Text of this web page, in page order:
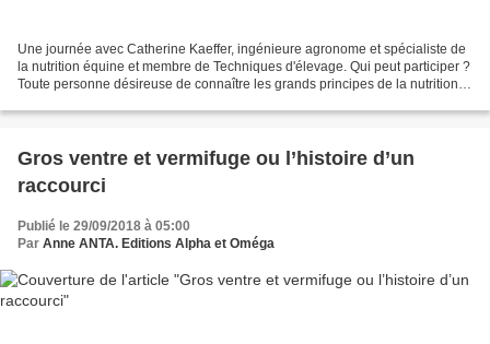
Une journée avec Catherine Kaeffer, ingénieure agronome et spécialiste de
la nutrition équine et membre de Techniques d'élevage. Qui peut participer ?
Toute personne désireuse de connaître les grands principes de la nutrition,
Gros ventre et vermifuge ou l’histoire d’un
raccourci
Publié le 29/09/2018 à 05:00
Par Anne ANTA. Editions Alpha et Oméga